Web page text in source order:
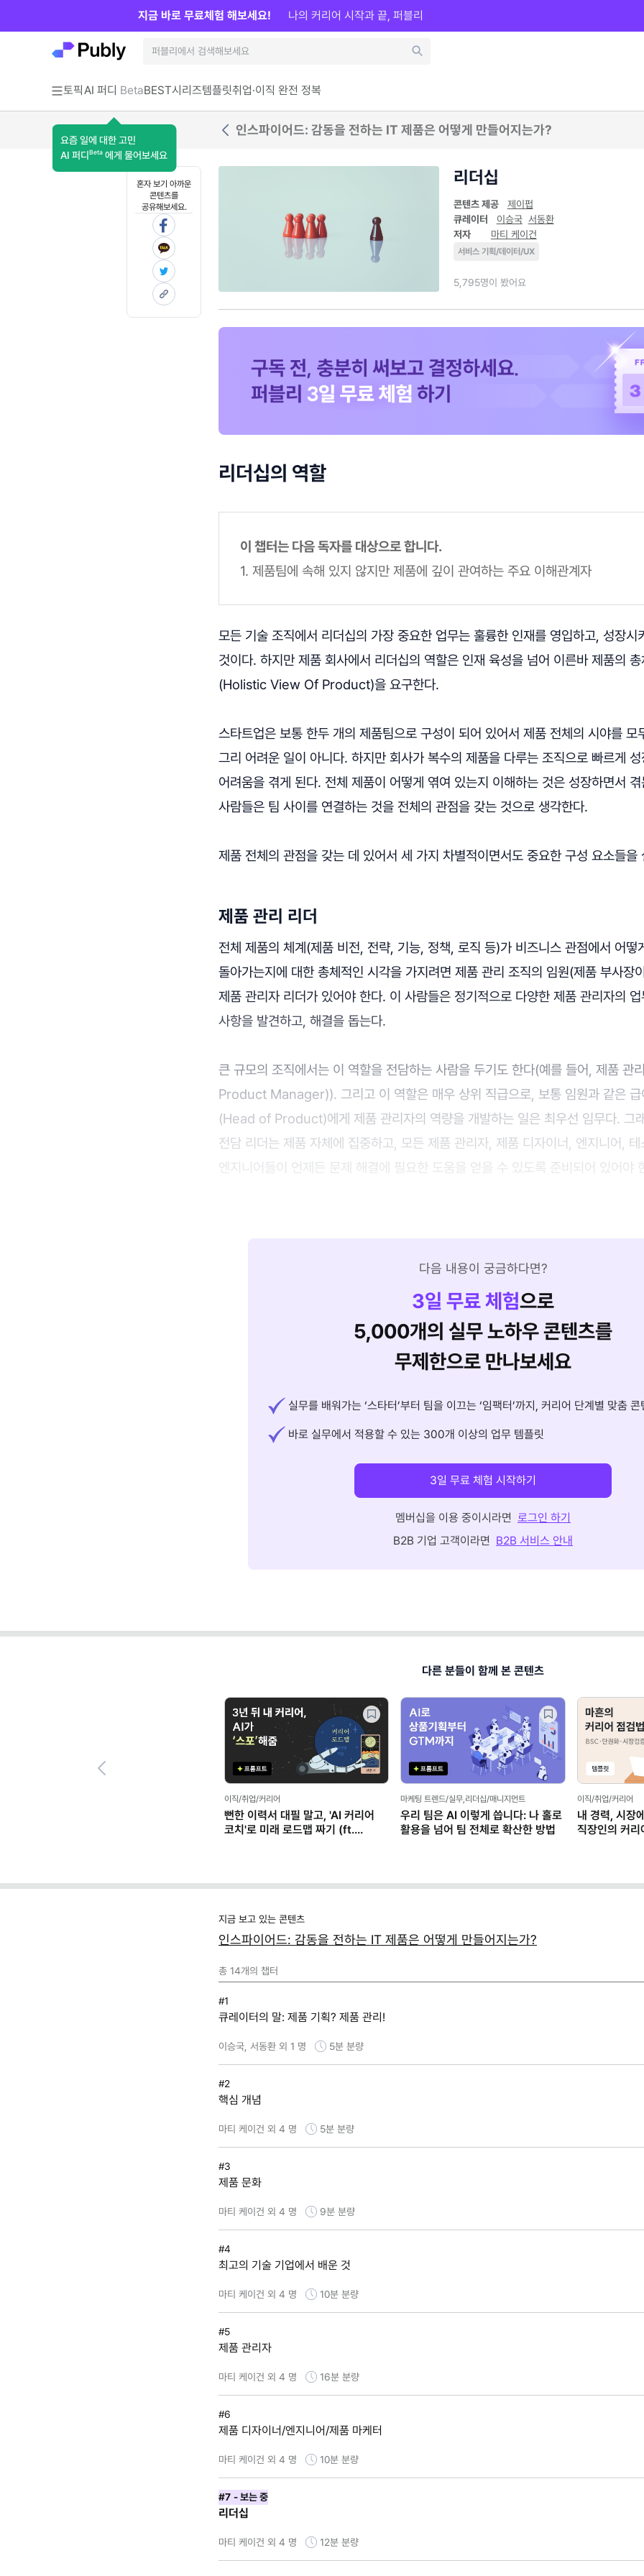
토픽AI 퍼디 Beta
요즘 일에 대한 고민
AI 퍼디 Beta 에게 물어보세요
BEST시리즈템플릿취업·이직 완전 정복
지금 바로 무료체험 해보세요! 나의 커리어 시작과 끝, 퍼블리
인스파이어드: 감동을 전하는 IT 제품은 어떻게 만들어지는가?
혼자 보기 아까운
콘텐츠를
공유해보세요.
리더십
콘텐츠 제공
제이펍
큐레이터
이승국 서동환
저자
마티 케이건
서비스 기획/데이터/UX
5,795명이 봤어요
리더십의 역할
이 챕터는 다음 독자를 대상으로 합니다.
1. 제품팀에 속해 있지 않지만 제품에 깊이 관여하는 주요 이해관계자
모든 기술 조직에서 리더십의 가장 중요한 업무는 훌륭한 인재를 영입하고, 성장시
것이다. 하지만 제품 회사에서 리더십의 역할은 인재 육성을 넘어 이른바 제품의
(Holistic View Of Product)을 요구한다.
스타트업은 보통 한두 개의 제품팀으로 구성이 되어 있어서 제품 전체의 시야를 모
그리 어려운 일이 아니다. 하지만 회사가 복수의 제품을 다루는 조직으로 빠르게
어려움을 겪게 된다. 전체 제품이 어떻게 엮여 있는지 이해하는 것은 성장하면서
사람들은 팀 사이를 연결하는 것을 전체의 관점을 갖는 것으로 생각한다.
제품 전체의 관점을 갖는 데 있어서 세 가지 차별적이면서도 중요한 구성 요소들을
제품 관리 리더
전체 제품의 체계(제품 비전, 전략, 기능, 정책, 로직 등)가 비즈니스 관점에서 어떻
돌아가는지에 대한 총체적인 시각을 가지려면 제품 관리 조직의 임원(제품 부사장
제품 관리자 리더가 있어야 한다. 이 사람들은 정기적으로 다양한 제품 관리자의
사항을 발견하고, 해결을 돕는다.
큰 규모의 조직에서는 이 역할을 전담하는 사람을 두기도 한다(예를 들어, 제품
Product Manager)). 그리고 이 역할은 매우 상위 직급으로, 보통 임원과 같은 급
(Head of Product)에게 제품 관리자의 역량을 개발하는 일은 최우선 임무다. 그
전담 리더는 제품 자체에 집중하고, 모든 제품 관리자, 제품 디자이너, 엔지니어,
엔지니어들이 언제든 문제 해결에 필요한 도움을 얻을 수 있도록 준비되어 있어야
다음 내용이 궁금하다면?
3일 무료 체험으로
5,000개의 실무 노하우 콘텐츠를
무제한으로 만나보세요
실무를 배워가는 ‘스타터’부터 팀을 이끄는 ‘임팩터’까지, 커리어 단계별 맞춤 콘
바로 실무에서 적용할 수 있는 300개 이상의 업무 템플릿
3일 무료 체험 시작하기
멤버십을 이용 중이시라면 로그인 하기
B2B 기업 고객이라면 B2B 서비스 안내
다른 분들이 함께 본 콘텐츠
마케팅 트렌드/실무,일잘러의 업무스킬
"컷편집·자막 노가다 끝!" 코딩 없이
나만의 '캡컷 에이전트' 만들기 (ft.
일잘러의 업무스킬
"또 깜빡했어요?" 듣기 전에 쓰는
체크 보드 노션 템플릿
일잘러의 업무스킬
말 잘하는 똑
AI로 '구두 사
지금 보고 있는 콘텐츠
인스파이어드: 감동을 전하는 IT 제품은 어떻게 만들어지는가?
총 14개의 챕터
#1
큐레이터의 말: 제품 기획? 제품 관리!
이승국, 서동환 외 1 명 5분 분량
#2
핵심 개념
마티 케이건 외 4 명 5분 분량
#3
제품 문화
마티 케이건 외 4 명 9분 분량
#4
최고의 기술 기업에서 배운 것
마티 케이건 외 4 명 10분 분량
#5
제품 관리자
마티 케이건 외 4 명 16분 분량
#6
제품 디자이너/엔지니어/제품 마케터
마티 케이건 외 4 명 10분 분량
#7 - 보는 중
리더십
마티 케이건 외 4 명 12분 분량